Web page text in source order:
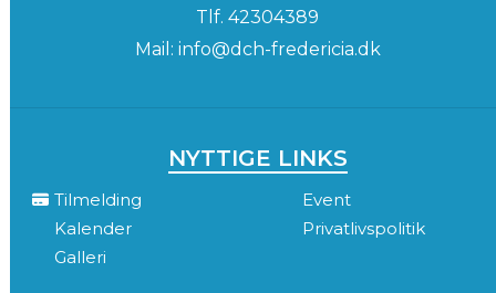
Tlf.42304389
Mail: info@dch-fredericia.dk
NYTTIGE LINKS
Tilmelding
Event
Kalender
Privatlivspolitik
Galleri